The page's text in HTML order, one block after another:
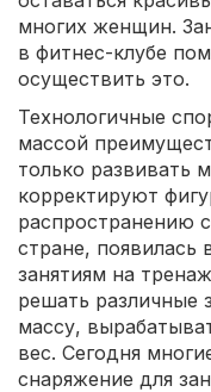
многих женщин.
в фитнес-клубе
осуществить это.
Технологичные
массой
только развивать
корректируют
распространению
стране, появилась
занятиям на
решать различные
массу,
вес. Сегодня
снаряжение для